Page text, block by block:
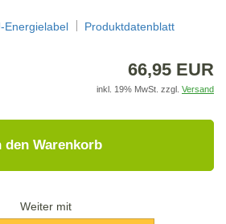
Energielabel Produktdatenblatt
66,95 EUR
inkl. 19% MwSt. zzgl. Versand
den Warenkorb
Weiter mit